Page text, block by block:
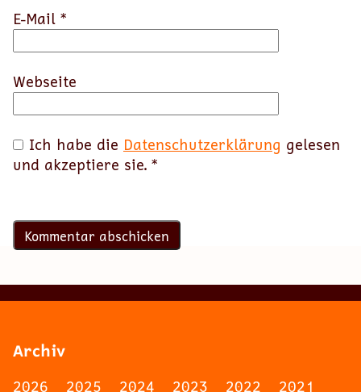
E-Mail *
Webseite
Ich habe die Datenschutzerklärung gelesen
und akzeptiere sie. *
Archiv
2026 2025 2024 2023 2022 2021